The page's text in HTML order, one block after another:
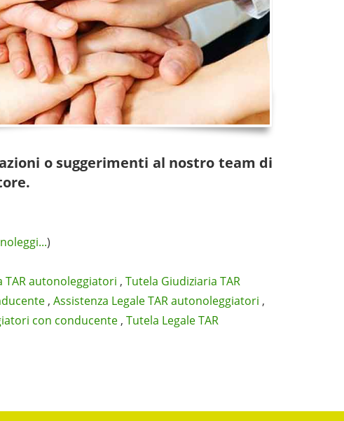
o suggerimenti al nostro team di
)
TAR autonoleggiatori , Tutela Giudiziaria TAR
, Assistenza Legale TAR autonoleggiatori ,
con conducente , Tutela Legale TAR